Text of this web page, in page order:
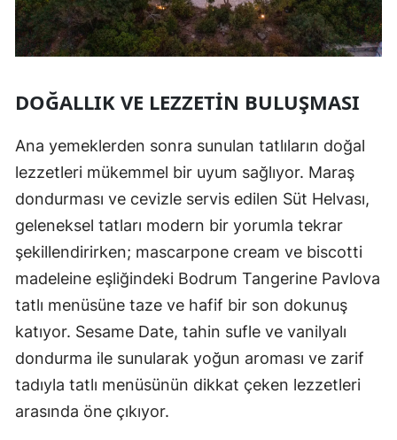
DOĞALLIK VE LEZZETIN BULUŞMASI
Ana yemeklerden sonra sunulan tatlıların doğal
lezzetleri mükemmel bir uyum sağlıyor. Maraş
dondurması ve cevizle servis edilen Süt Helvası,
geleneksel tatları modern bir yorumla tekrar
şekillendirirken; mascarpone cream ve biscotti
madeleine eşliğindeki Bodrum Tangerine Pavlova
tatlı menüsüne taze ve hafif bir son dokunuş
katıyor. Sesame Date, tahin sufle ve vanilyalı
dondurma ile sunularak yoğun aroması ve zarif
tadıyla tatlı menüsünün dikkat çeken lezzetleri
arasında öne çıkıyor.